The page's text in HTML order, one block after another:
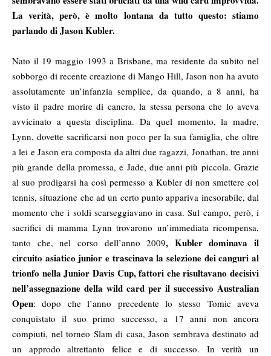
La verità, però, è molto lontana da tutto questo: stiamo
parlando di Jason Kubler.
Nato il 19 maggio 1993 a Brisbane, ma residente da subito nel
sobborgo di recente creazione di Mango Hill, Jason non ha avuto
assolutamente un’infanzia semplice, da quando, a 8 anni, ha
visto il padre morire di cancro, la stessa persona che lo aveva
avvicinato a questa disciplina. Da quel momento, la madre,
Lynn, dovette sacrificarsi non poco per la sua famiglia, che oltre
a lei e Jason era composta da altri due ragazzi, Jonathan, tre anni
più grande della promessa, e Jade, due anni più piccola. Grazie
al suo prodigarsi ha così permesso a Kubler di non smettere col
tennis, situazione che ad un certo punto appariva inesorabile, dal
momento che i soldi scarseggiavano in casa. Sul campo, però, i
sacrifici di mamma Lynn trovarono un’immediata ricompensa,
tanto che, nel corso dell’anno 2009, Kubler dominava il
circuito asiatico junior e trascinava la selezione dei canguri al
trionfo nella Junior Davis Cup, fattori che risultavano decisivi
nell’assegnazione della wild card per il successivo Australian
Open: dopo che l’anno precedente lo stesso Tomic aveva
conquistato il suo primo successo, a 17 anni non ancora
compiuti, nel torneo Slam di casa, Jason sembrava destinato ad
un approdo altrettanto felice e di successo. In verità un